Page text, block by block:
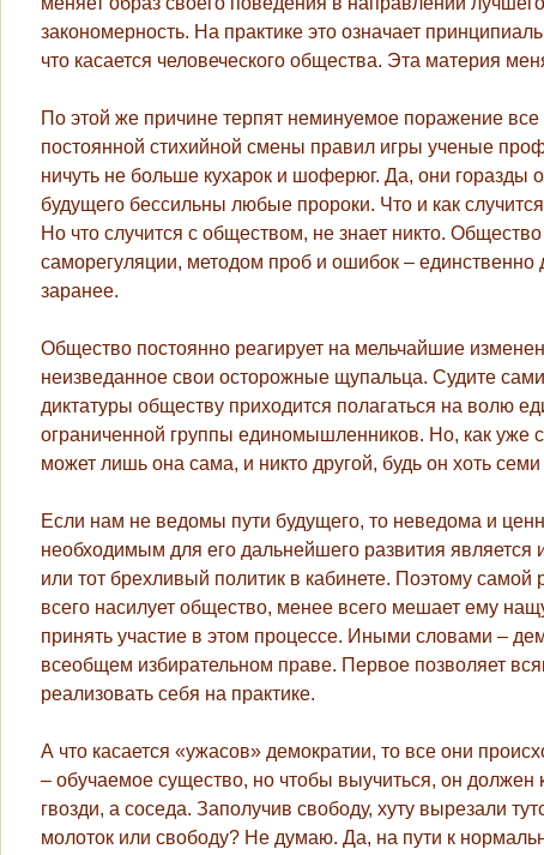
закономерность. На практике это означает
что касается человеческого общества. Эта материя
По этой же причине терпят неминуемое поражение все
постоянной стихийной смены правил игры ученые
ничуть не больше кухарок и шоферюг. Да, они горазды
будущего бессильны любые пророки. Что и как
Но что случится с обществом, не знает никто.
саморегуляции, методом проб и ошибок – единственно
заранее.
Общество постоянно реагирует на мельчайшие
неизведанное свои осторожные щупальца. Судите
диктатуры обществу приходится полагаться на волю
ограниченной группы единомышленников. Но, как уже
может лишь она сама, и никто другой, будь он хоть
Если нам не ведомы пути будущего, то неведома и
необходимым для его дальнейшего развития является
или тот брехливый политик в кабинете. Поэтому
всего насилует общество, менее всего мешает ему
принять участие в этом процессе. Иными словами –
всеобщем избирательном праве. Первое позволяет
реализовать себя на практике.
А что касается «ужасов» демократии, то все они
– обучаемое существо, но чтобы выучиться, он должен
гвозди, а соседа. Заполучив свободу, хуту вырезали
молоток или свободу? Не думаю. Да, на пути к